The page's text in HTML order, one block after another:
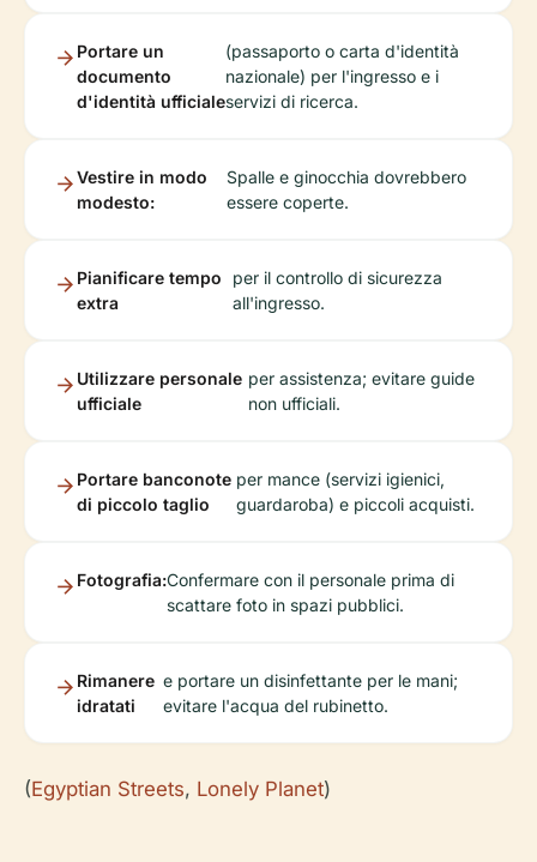
Portare un
documento
d'identità ufficiale
(passaporto o carta d'identità
nazionale) per l'ingresso e i
servizi di ricerca.
Vestire in modo
modesto:
Spalle e ginocchia dovrebbero
essere coperte.
Pianificare tempo
extra
per il controllo di sicurezza
all'ingresso.
Utilizzare personale
ufficiale
per assistenza; evitare guide
non ufficiali.
Portare banconote
di piccolo taglio
per mance (servizi igienici,
guardaroba) e piccoli acquisti.
Fotografia:Confermare con il personale prima di
scattare foto in spazi pubblici.
Rimanere
idratati
e portare un disinfettante per le mani;
evitare l'acqua del rubinetto.
(Egyptian Streets, Lonely Planet)